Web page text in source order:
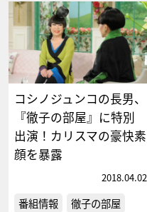
コシノジュンコの長男、
『徹子の部屋』に特別
出演！カリスマの豪快素
顔を暴露
2018.04.02
番組情報 徹子の部屋